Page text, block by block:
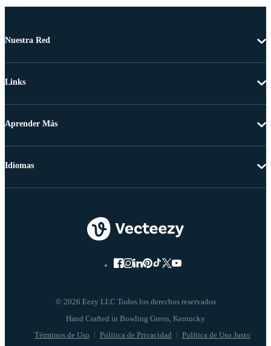
Nuestra Red
Links
Aprender Más
© 2026 Eezy LLC Todos los derechos reservados
Términos de Uso Política de Privacidad Política de Uso Justo
Idiomas